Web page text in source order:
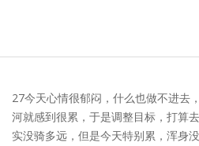
27今天心情很郁闷，什么也做不进去
河就感到很累，于是调整目标，打算
实没骑多远，但是今天特别累，浑身